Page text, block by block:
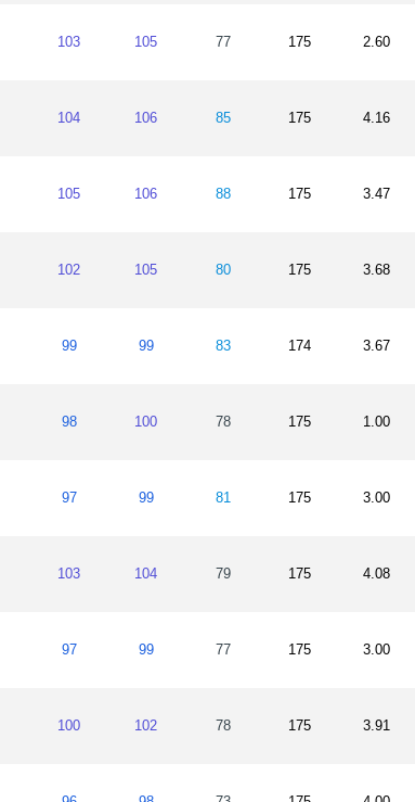
103 105 77 175 2.60
104 106 85 175 4.16
105 106 88 175 3.47
102 105 80 175 3.68
99 99 83 174 3.67
98 100 78 175 1.00
97 99 81 175 3.00
103 104 79 175 4.08
97 99 77 175 3.00
100 102 78 175 3.91